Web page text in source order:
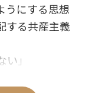
にする思想
る共産主義
」